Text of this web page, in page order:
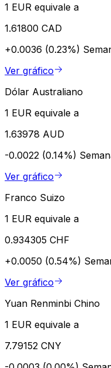
1 EUR equivale a
1.61800 CAD
+0.0036 (0.23%)
Ver gráfico
Dólar Australiano
1 EUR equivale a
1.63978 AUD
-0.0022 (0.14%)
Ver gráfico
Franco Suizo
1 EUR equivale a
0.934305 CHF
+0.0050 (0.54%)
Ver gráfico
Yuan Renminbi Chino
1 EUR equivale a
7.79152 CNY